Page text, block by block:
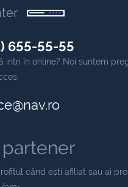
655-55-55
intri în online? Noi suntem
partener
când ești afiliat sau ai